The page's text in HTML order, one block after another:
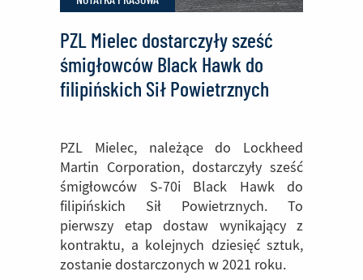
PZL Mielec dostarczyły sześć
śmigłowców Black Hawk do
filipińskich Sił Powietrznych
PZL Mielec, należące do Lockheed
Martin Corporation, dostarczyły sześć
śmigłowców S-70i Black Hawk do
filipińskich Sił Powietrznych. To
pierwszy etap dostaw wynikający z
kontraktu, a kolejnych dziesięć sztuk,
zostanie dostarczonych w 2021 roku.